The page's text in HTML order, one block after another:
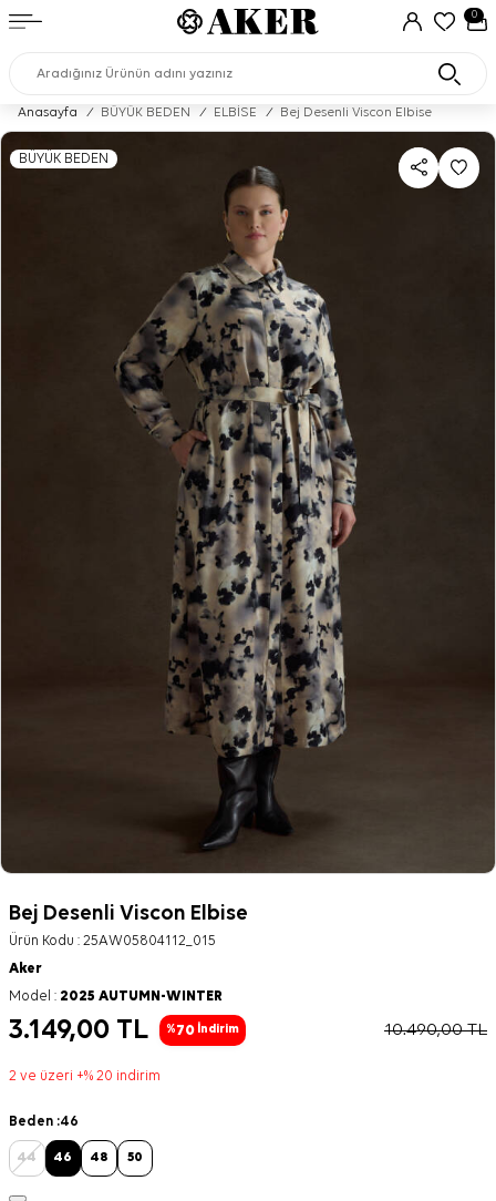
0
Anasayfa / BÜYÜK BEDEN / ELBİSE / Bej Desenli Viscon Elbise
BÜYÜK BEDEN
Bej Desenli Viscon Elbise
Ürün Kodu : 25AW05804112_015
Aker
Model : 2025 AUTUMN-WINTER
3.149,00 TL %70 İndirim 10.490,00TL
2 ve üzeri +% 20 indirim
Beden :46
44 46 48 50